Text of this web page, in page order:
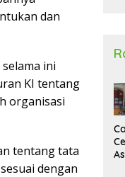
dan
ini
KI tentang
organisasi
tentang tata
dengan